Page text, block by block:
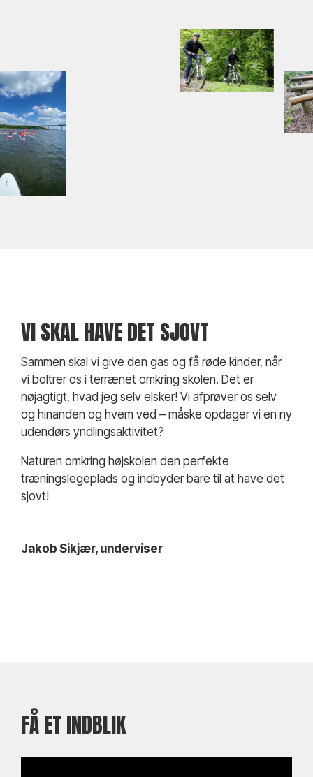
VI SKAL HAVE DET SJOVT
Sammen skal vi give den gas og få røde kinder, når
vi boltrer os i terrænet omkring skolen. Det er
nøjagtigt, hvad jeg selv elsker! Vi afprøver os selv
og hinanden og hvem ved – måske opdager vi en ny
udendørs yndlingsaktivitet?
Naturen omkring højskolen den perfekte
træningslegeplads og indbyder bare til at have det
sjovt!
Jakob Sikjær, underviser
FÅ ET INDBLIK